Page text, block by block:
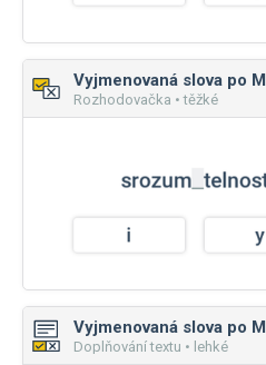
Vyjmenovaná slova po M
Rozhodovačka • těžké
Vyjmenovaná slova po M
Doplňování textu • lehké